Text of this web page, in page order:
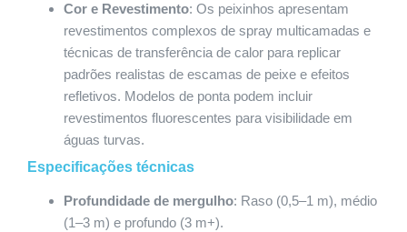
Cor e Revestimento: Os peixinhos apresentam
revestimentos complexos de spray multicamadas e
técnicas de transferência de calor para replicar
padrões realistas de escamas de peixe e efeitos
refletivos. Modelos de ponta podem incluir
revestimentos fluorescentes para visibilidade em
águas turvas.
Especificações técnicas
Profundidade de mergulho: Raso (0,5–1 m), médio
(1–3 m) e profundo (3 m+).